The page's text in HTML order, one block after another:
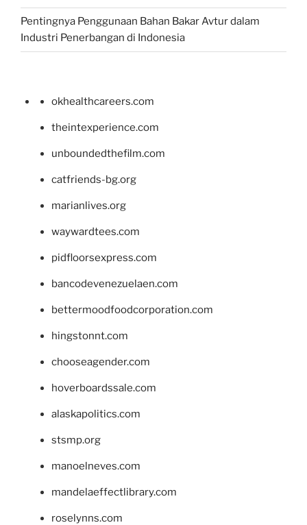
Pentingnya Penggunaan Bahan Bakar Avtur dalam
Industri Penerbangan di Indonesia
okhealthcareers.com
theintexperience.com
unboundedthefilm.com
catfriends-bg.org
marianlives.org
waywardtees.com
pidfloorsexpress.com
bancodevenezuelaen.com
bettermoodfoodcorporation.com
hingstonnt.com
chooseagender.com
hoverboardssale.com
alaskapolitics.com
stsmp.org
manoelneves.com
mandelaeffectlibrary.com
roselynns.com